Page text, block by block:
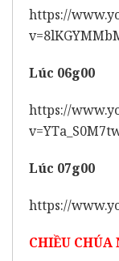
https://
Lúc 06g00
https://
Lúc 07g00
https://
CHIỀU CHÚA